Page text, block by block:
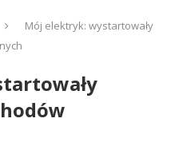
Mój elektryk: wystartowały